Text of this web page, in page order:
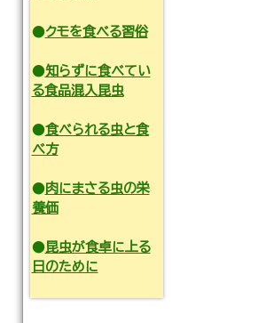
●クモを食べる習俗
●知らずに食べてい
る食品混入昆虫
●食べられる虫と食
べ方
●肉にまさる虫の栄
養価
●昆虫が食卓に上る
日のために